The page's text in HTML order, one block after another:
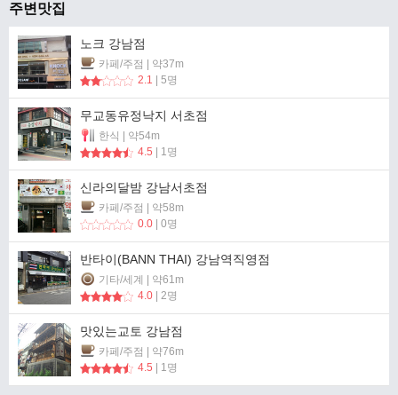
주변맛집
노크 강남점
카페/주점 | 약37m
2.1 | 5명
무교동유정낙지 서초점
한식 | 약54m
4.5 | 1명
신라의달밤 강남서초점
카페/주점 | 약58m
0.0 | 0명
반타이(BANN THAI) 강남역직영점
기타/세계 | 약61m
4.0 | 2명
맛있는교토 강남점
카페/주점 | 약76m
4.5 | 1명